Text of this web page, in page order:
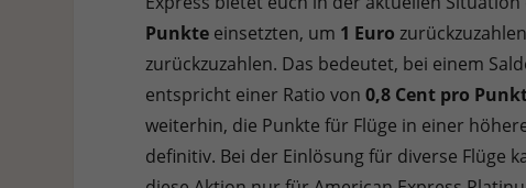
Punkte einsetzten, um 1 Euro
zurückzuzahlen. Das bedeutet, bei einem
entspricht einer Ratio von 0,8 Cent pro
weiterhin, die Punkte für Flüge in einer
definitiv. Bei der Einlösung für diverse Flüge